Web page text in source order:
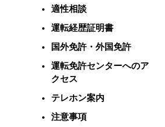
適性相談
運転経歴証明書
国外免許・外国免許
運転免許センターへのア
クセス
テレホン案内
注意事項